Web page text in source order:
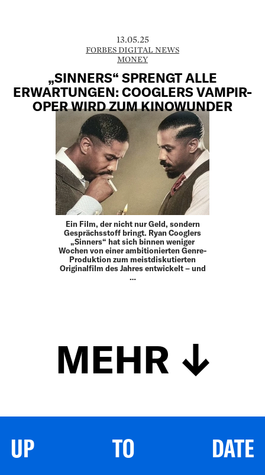
13.05.25
FORBES DIGITAL NEWS
MONEY
„SINNERS“ SPRENGT ALLE
ERWARTUNGEN: COOGLERS VAMPIR-
OPER WIRD ZUM KINOWUNDER
Ein Film, der nicht nur Geld, sondern
Gesprächsstoff bringt. Ryan Cooglers
„Sinners“ hat sich binnen weniger
Wochen von einer ambitionierten Genre-
Produktion zum meistdiskutierten
Originalfilm des Jahres entwickelt – und
…
MEHR
UP TO DATE